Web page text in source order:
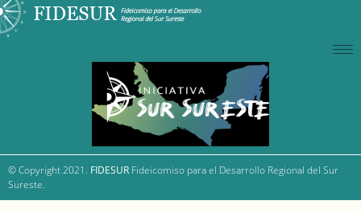
© Copyright 2021. FIDESUR Fideicomiso para el Desarrollo Regional del Sur
Sureste.